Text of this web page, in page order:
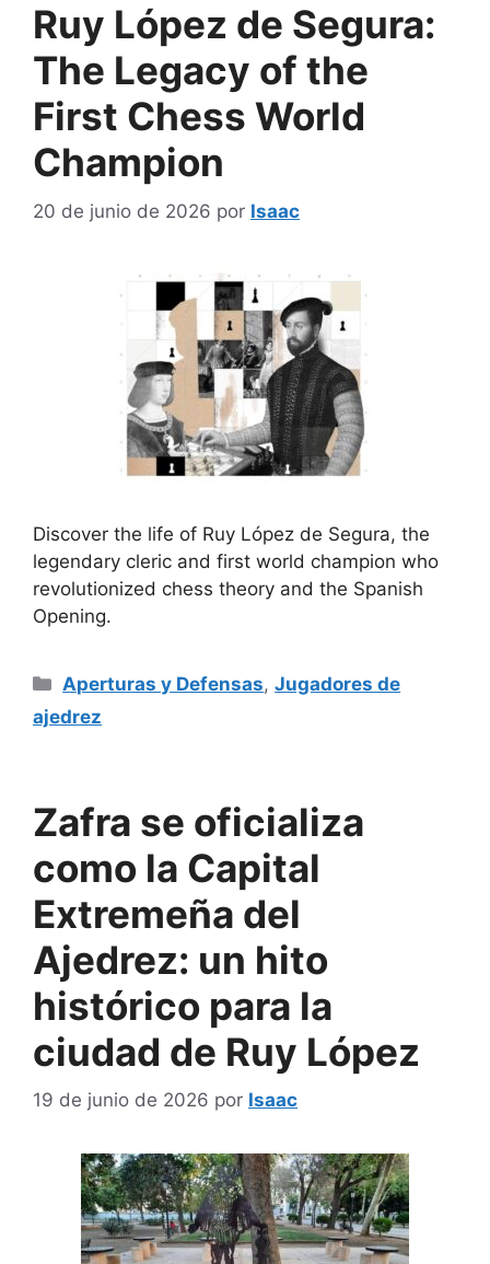
Ruy López de Segura:
The Legacy of the
First Chess World
Champion
20 de junio de 2026 por Isaac
Discover the life of Ruy López de Segura, the
legendary cleric and first world champion who
revolutionized chess theory and the Spanish
Opening.
Categorías
Aperturas y Defensas,Jugadores de
ajedrez
Zafra se oficializa
como la Capital
Extremeña del
Ajedrez: un hito
histórico para la
ciudad de Ruy López
19 de junio de 2026 por Isaac